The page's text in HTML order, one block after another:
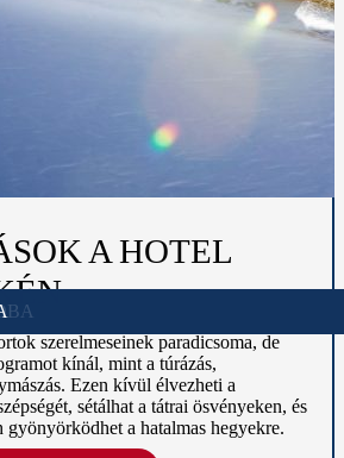
A HOTEL
szerelmeseinek paradicsoma, de
kínál, mint a túrázás,
Ezen kívül élvezheti a
sétálhat a tátrai ösvényeken, és
gyönyörködhet a hatalmas hegyekre.